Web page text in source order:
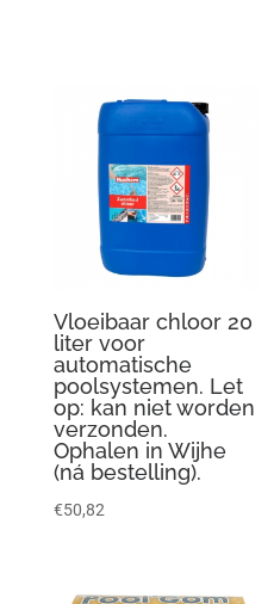
Vloeibaar chloor 20
liter voor
automatische
poolsystemen. Let
op: kan niet worden
verzonden.
Ophalen in Wijhe
(ná bestelling).
€50,82